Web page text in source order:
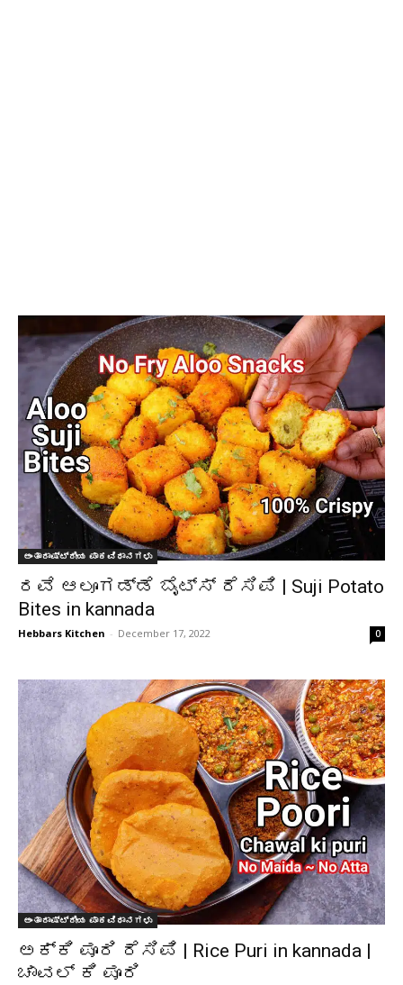
ಅಂತಾರಾಷ್ಟ್ರೀಯ ಪಾಕವಿಧಾನಗಳು
ರವೆ ಆಲೂಗಡ್ಡೆ ಬೈಟ್ಸ್ ರೆಸಿಪಿ | Suji Potato
Bites in kannada
Hebbars Kitchen - December 17, 2022 0
ಅಂತಾರಾಷ್ಟ್ರೀಯ ಪಾಕವಿಧಾನಗಳು
ಅಕ್ಕಿ ಪೂರಿ ರೆಸಿಪಿ | Rice Puri in kannada |
ಚಾವಲ್ ಕಿ ಪೂರಿ